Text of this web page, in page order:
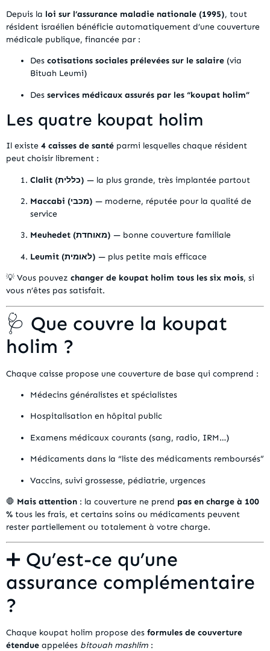
Depuis la loi sur l’assurance maladie nationale (1995), tout
résident israélien bénéficie automatiquement d’une couverture
médicale publique, financée par :
Des cotisations sociales prélevées sur le salaire (via
Bituah Leumi)
Des services médicaux assurés par les “koupat holim”
Les quatre koupat holim
Il existe 4 caisses de santé parmi lesquelles chaque résident
peut choisir librement :
Clalit (כללית) — la plus grande, très implantée partout
Maccabi (מכבי) — moderne, réputée pour la qualité de
service
Meuhedet (מאוחדת) — bonne couverture familiale
Leumit (לאומית) — plus petite mais efficace
💡 Vous pouvez changer de koupat holim tous les six mois, si
vous n’êtes pas satisfait.
🩺 Que couvre la koupat
holim ?
Chaque caisse propose une couverture de base qui comprend :
Médecins généralistes et spécialistes
Hospitalisation en hôpital public
Examens médicaux courants (sang, radio, IRM…)
Médicaments dans la “liste des médicaments remboursés”
Vaccins, suivi grossesse, pédiatrie, urgences
🛑 Mais attention : la couverture ne prend pas en charge à 100
% tous les frais, et certains soins ou médicaments peuvent
rester partiellement ou totalement à votre charge.
➕ Qu’est-ce qu’une
assurance complémentaire
?
Chaque koupat holim propose des formules de couverture
étendue appelées bitouah mashlim :